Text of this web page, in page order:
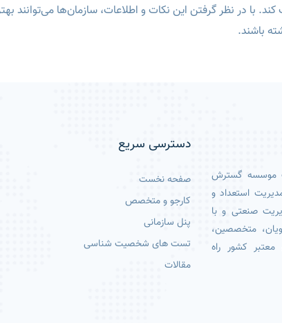
باشند.
موسسه گسترش
استعداد و
صنعتی و با
متخصصین،
معتبر کشور راه
دسترسی سریع
صفحه نخست
کارجو و متخصص
پنل سازمانی
تست های شخصیت شناسی
مقالات